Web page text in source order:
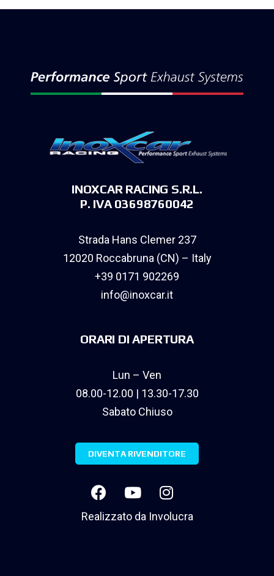
INOXCAR RACING S.R.L.
P. IVA 03698760042
Strada Hans Clemer 237
12020 Roccabruna (CN) – Italy
+39 0171 902269
info@inoxcar.it
ORARI DI APERTURA
Lun – Ven
08.00-12.00 | 13.30-17.30
Sabato Chiuso
DIVENTA RIVENDITORE
Realizzato da Involucra